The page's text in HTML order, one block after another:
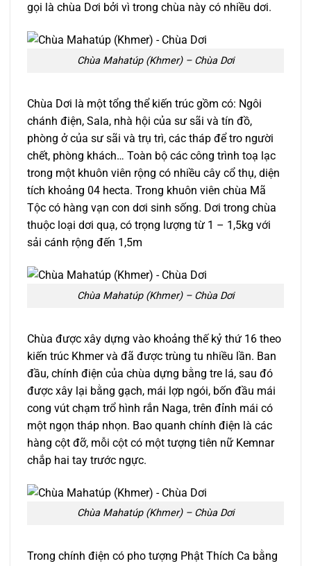
gọi là chùa Dơi bởi vì trong chùa này có nhiều dơi.
Chùa Mahatúp (Khmer) – Chùa Dơi
Chùa Dơi là một tổng thể kiến trúc gồm có: Ngôi
chánh điện, Sala, nhà hội của sư sãi và tín đồ,
phòng ở của sư sãi và trụ trì, các tháp để tro người
chết, phòng khách… Toàn bộ các công trình toạ lạc
trong một khuôn viên rộng có nhiều cây cổ thụ, diện
tích khoảng 04 hecta. Trong khuôn viên chùa Mã
Tộc có hàng vạn con dơi sinh sống. Dơi trong chùa
thuộc loại dơi quạ, có trọng lượng từ 1 – 1,5kg với
sải cánh rộng đến 1,5m
Chùa Mahatúp (Khmer) – Chùa Dơi
Chùa được xây dựng vào khoảng thế kỷ thứ 16 theo
kiến trúc Khmer và đã được trùng tu nhiều lần. Ban
đầu, chính điện của chùa dựng bằng tre lá, sau đó
được xây lại bằng gạch, mái lợp ngói, bốn đầu mái
cong vút chạm trổ hình rắn Naga, trên đỉnh mái có
một ngọn tháp nhọn. Bao quanh chính điện là các
hàng cột đỡ, mỗi cột có một tượng tiên nữ Kemnar
chắp hai tay trước ngực.
Chùa Mahatúp (Khmer) – Chùa Dơi
Trong chính điện có pho tượng Phật Thích Ca bằng